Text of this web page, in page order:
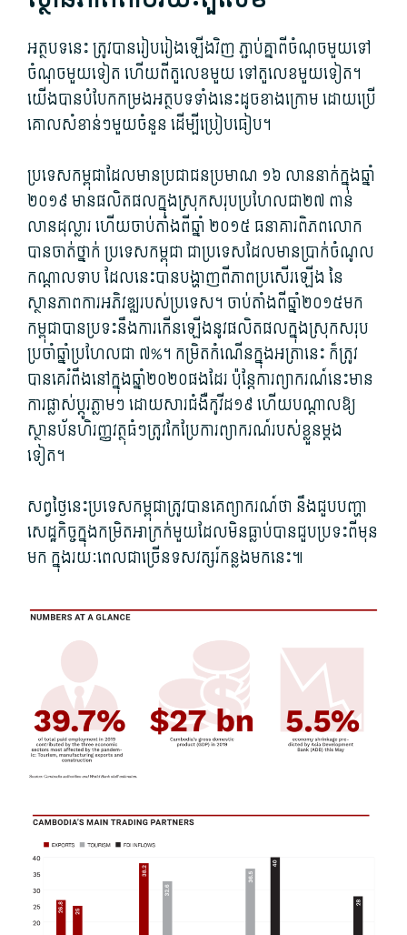
អត្ថបទ​នេះ ត្រូវ​បាន​រៀបរៀង​ឡើងវិញ ភ្ជាប់​គ្នា​ពី​ចំណុច​មួយ​ទៅ​
ចំណុច​មួយទៀត ហើយពី​តួលេខ​មួយ ទៅ​តួលេខ​មួយទៀត។
យើង​បាន​បំបែក​កម្រង​អត្ថបទ​ទាំងនេះ​ដូច​ខាងក្រោម ដោយ​ប្រើ​
គោល​សំ​ខាន់​ៗមួយ​ចំនួន ដើម្បី​ប្រៀបធៀប។
ប្រទេស​កម្ពុជា​ដែល​មាន​ប្រជាជន​ប្រមាណ ១៦ លាន​នាក់​ក្នុង​ឆ្នាំ
២០១៩ មាន​ផលិតផល​ក្នុង​ស្រុក​សរុប​ប្រហែលជា២៧ ពាន់​
លាន​ដុល្លារ ហើយ​ចាប់តាំងពី​ឆ្នាំ ២០១៥ ធនាគារពិភពលោក​
បាន​ចាត់​ថ្នាក់ ប្រទេស​កម្ពុជា ជា​ប្រទេស​ដែល​មាន​ប្រាក់ចំណូល​
កណ្ដាល​ទាប ដែល​នេះ​បាន​បង្ហាញ​ពី​ភាព​ប្រសើរ​ឡើង នៃ​
ស្ថានភាព​ការ​អភិវឌ្ឍ​របស់​ប្រទេស។ ចាប់តាំងពី​ឆ្នាំ២០១៥មក
កម្ពុជា​បាន​ប្រទះ​នឹង​ការ​កើនឡើង​នូវ​ផលិតផល​ក្នុង​ស្រុក​សរុប​
ប្រចាំឆ្នាំ​ប្រហែលជា ៧%។ កម្រិត​កំណើន​ក្នុង​អត្រា​នេះ ក៏​ត្រូវ​
បាន​គេ​រំពឹង​នៅក្នុង​ឆ្នាំ២០២០ផង​ដែរ ប៉ុន្តែ​ការព្យាករណ៍​នេះ​មាន
ការ​ផ្លាស់​ប្តូរ​ភ្លាម​ៗ ដោយសារ​ជំងឺ​កូ​វីដ១៩ ហើយ​បណ្តាល​ឱ្យ​
ស្ថាន​ប័ន​ហិរញ្ញ​វត្ថុ​ធំៗ​ត្រូវ​កែប្រែ​ការ​ព្យាករណ៍​របស់​ខ្លួន​ម្តង​
ទៀត។
សព្វថ្ងៃ​នេះ​ប្រទេស​កម្ពុជា​ត្រូវ​បាន​គេ​ព្យាករណ៍​ថា នឹង​ជួប​បញ្ហា​
សេដ្ឋកិច្ច​ក្នុង​កម្រិត​អាក្រក់​មួយ​ដែល​មិនធ្លាប់​បាន​ជួបប្រទះ​ពីមុន​
មក ក្នុងរយៈពេល​ជាច្រើន​ទសវត្សរ៍​កន្លងមក​នេះ៕